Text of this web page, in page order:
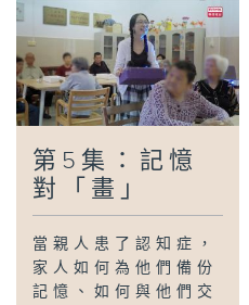
第5集：記憶
對「畫」
當親人患了認知症，
家人如何為他們備份
記憶、如何與他們交